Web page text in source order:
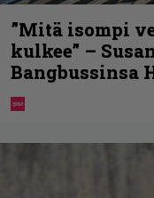
”Mitä isompi
kulkee” –
Bangbussinsa